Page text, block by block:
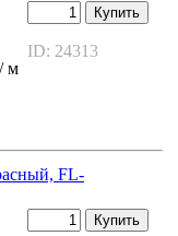
/ м
Купить
ID: 24313
FL-
Купить